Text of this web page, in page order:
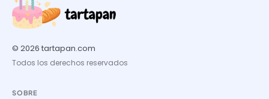
© 2026 tartapan.com
Todos los derechos reservados
SOBRE